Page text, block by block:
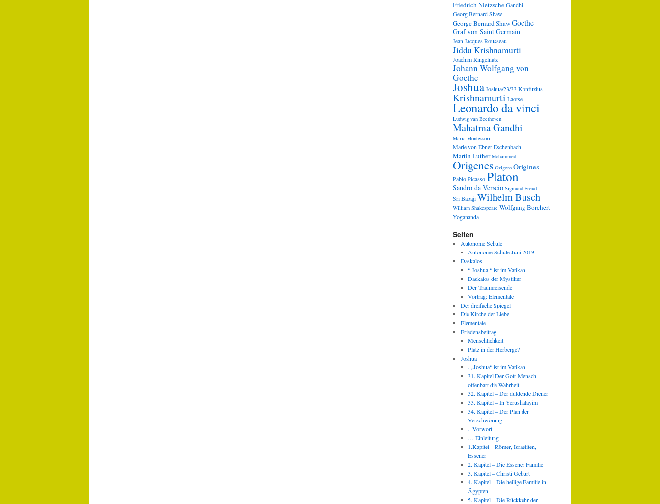
Friedrich NietzscheGandhi
Georg Bernard Shaw
George Bernard ShawGoethe
Graf von Saint Germain
Jean Jacques Rousseau
Jiddu Krishnamurti
Joachim Ringelnatz
Johann Wolfgang von
Goethe
JoshuaJoshua/23/33 Konfuzius
Krishnamurti Laotse
Leonardo da vinci
Ludwig van Beethoven
Mahatma Gandhi
Maria Montessori
Marie von Ebner-Eschenbach
Martin Luther Mohammed
Origenes Origens Origines
Pablo PicassoPlaton
Sandro da Verscio Sigmund Freud
Sri BabajiWilhelm Busch
William Shakespeare Wolfgang Borchert
Yogananda
Seiten
Autonome Schule
Autonome Schule Juni 2019
Daskalos
“ Joshua “ ist im Vatikan
Daskalos der Mystiker
Der Traumreisende
Vortrag: Elementale
Der dreifache Spiegel
Die Kirche der Liebe
Elementale
Friedensbeitrag
Menschlichkeit
Platz in der Herberge?
Joshua
. „Joshua“ ist im Vatikan
31. Kapitel Der Gott-Mensch
offenbart die Wahrheit
32. Kapitel – Der duldende Diener
33. Kapitel – In Yerushalayim
34. Kapitel – Der Plan der
Verschwörung
.. Vorwort
… Einleitung
1.Kapitel – Römer, Israeliten,
Essener
2. Kapitel – Die Essener Familie
3. Kapitel – Christi Geburt
4. Kapitel – Die heilige Familie in
Ägypten
5. Kapitel – Die Rückkehr der